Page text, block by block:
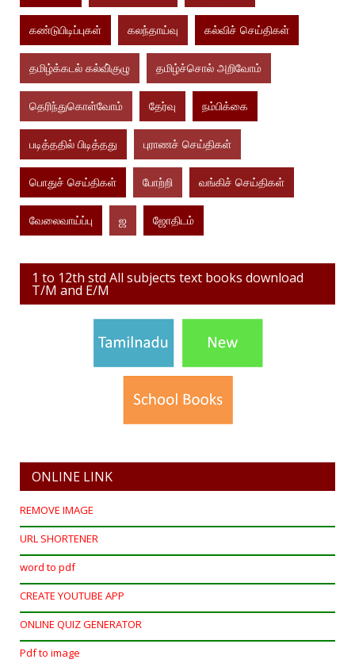
கண்டுபிடிப்புகள் கலந்தாய்வு கல்விச் செய்திகள்
தமிழ்க்கடல் கல்வி்குழு தமிழ்ச்சொல் அறிவோம்
தெரிந்துகொள்வோம் தேர்வு நம்பிக்கை
படித்ததில் பிடித்தது புராணச் செய்திகள்
பொதுச் செய்திகள் போற்றி வங்கிச் செய்திகள்
வேலைவாய்ப்பு ஜ ஜோதிடம்
1 to 12th std All subjects text books download
T/M and E/M
ONLINE LINK
REMOVE IMAGE
URL SHORTENER
word to pdf
CREATE YOUTUBE APP
ONLINE QUIZ GENERATOR
Pdf to image